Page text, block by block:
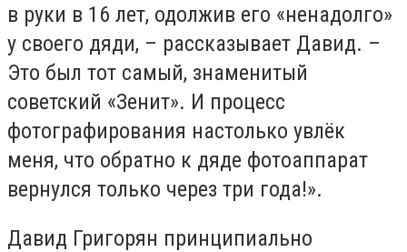
в руки в 16 лет, одолжив его «ненадолго»
у своего дяди, – рассказывает Давид. –
Это был тот самый, знаменитый
советский «Зенит». И процесс
фотографирования настолько увлёк
меня, что обратно к дяде фотоаппарат
вернулся только через три года!».
Давид Григорян принципиально